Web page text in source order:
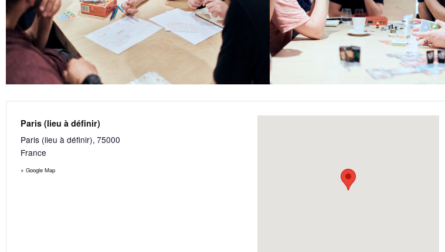
Paris (lieu à définir)
Paris (lieu à définir), 75000
France
+ Google Map